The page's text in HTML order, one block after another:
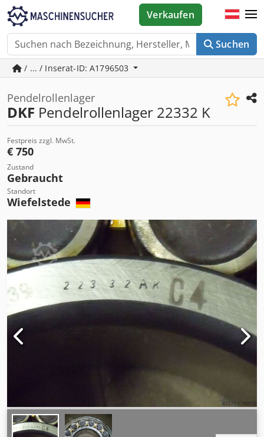
Suchen
Verkaufen
/ ... / Inserat-ID: A1796503
Pendelrollenlager
DKF Pendelrollenlager 22332 K
Festpreis zzgl. MwSt.
€ 750
Zustand
Gebraucht
Standort
Wiefelstede